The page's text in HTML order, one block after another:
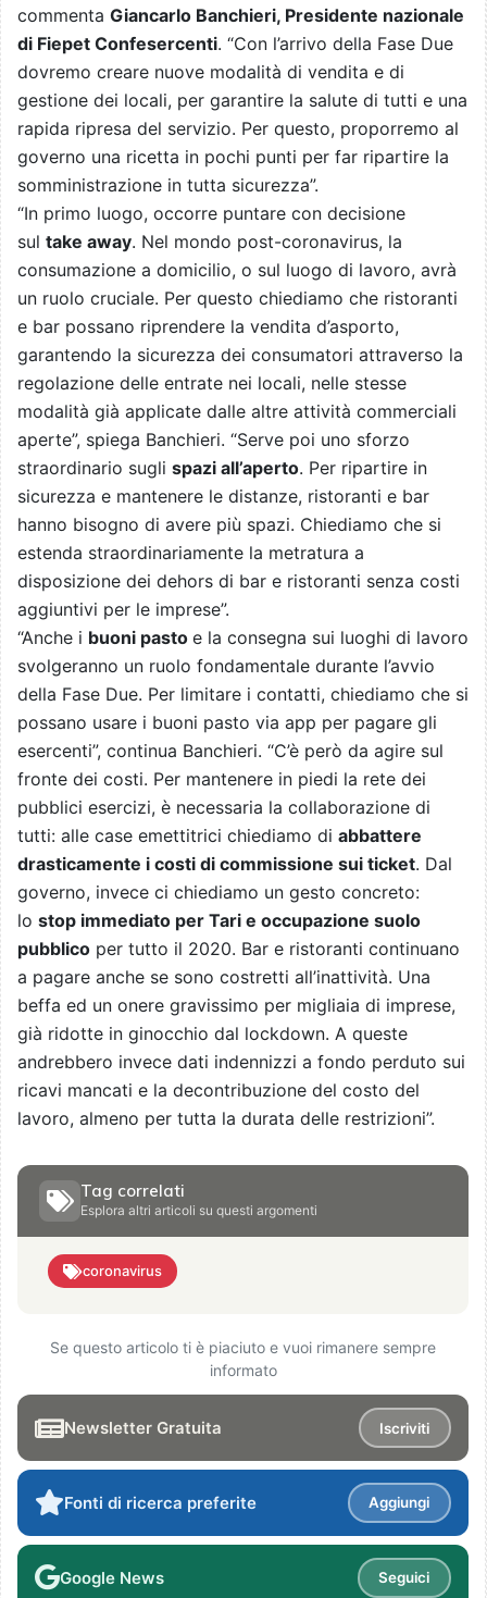
commenta Giancarlo Banchieri, Presidente nazionale
di Fiepet Confesercenti. “Con l’arrivo della Fase Due
dovremo creare nuove modalità di vendita e di
gestione dei locali, per garantire la salute di tutti e una
rapida ripresa del servizio. Per questo, proporremo al
governo una ricetta in pochi punti per far ripartire la
somministrazione in tutta sicurezza”.
“In primo luogo, occorre puntare con decisione
sul take away. Nel mondo post-coronavirus, la
consumazione a domicilio, o sul luogo di lavoro, avrà
un ruolo cruciale. Per questo chiediamo che ristoranti
e bar possano riprendere la vendita d’asporto,
garantendo la sicurezza dei consumatori attraverso la
regolazione delle entrate nei locali, nelle stesse
modalità già applicate dalle altre attività commerciali
aperte”, spiega Banchieri. “Serve poi uno sforzo
straordinario sugli spazi all’aperto. Per ripartire in
sicurezza e mantenere le distanze, ristoranti e bar
hanno bisogno di avere più spazi. Chiediamo che si
estenda straordinariamente la metratura a
disposizione dei dehors di bar e ristoranti senza costi
aggiuntivi per le imprese”.
“Anche i buoni pasto e la consegna sui luoghi di lavoro
svolgeranno un ruolo fondamentale durante l’avvio
della Fase Due. Per limitare i contatti, chiediamo che si
possano usare i buoni pasto via app per pagare gli
esercenti”, continua Banchieri. “C’è però da agire sul
fronte dei costi. Per mantenere in piedi la rete dei
pubblici esercizi, è necessaria la collaborazione di
tutti: alle case emettitrici chiediamo di abbattere
drasticamente i costi di commissione sui ticket. Dal
governo, invece ci chiediamo un gesto concreto:
lo stop immediato per Tari e occupazione suolo
pubblico per tutto il 2020. Bar e ristoranti continuano
a pagare anche se sono costretti all’inattività. Una
beffa ed un onere gravissimo per migliaia di imprese,
già ridotte in ginocchio dal lockdown. A queste
andrebbero invece dati indennizzi a fondo perduto sui
ricavi mancati e la decontribuzione del costo del
lavoro, almeno per tutta la durata delle restrizioni”.
Tag correlati
Esplora altri articoli su questi argomenti
coronavirus
Se questo articolo ti è piaciuto e vuoi rimanere sempre
informato
Newsletter Gratuita Iscriviti
Fonti di ricerca preferite Aggiungi
Google News Seguici